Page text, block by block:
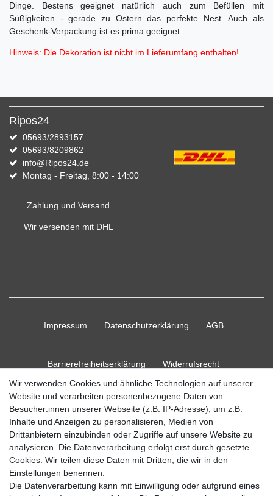
Dinge. Bestens geeignet natürlich auch zum Befüllen mit
Süßigkeiten - gerade zu Ostern das perfekte Nest.Auch als
Geschenk-Verpackung ist es prima geeignet.
Hinweis: Die Dekoration ist nicht im Lieferumfang enthalten!
Ripos24
05693/2893157
05693/8209862
info@Ripos24.de
Montag - Freitag, 8:00 - 14:00
Zahlung und Versand
Wir versenden mit DHL
Impressum Daten­schutz­erklärung AGB
Barrierefreiheitserklärung Widerrufs­recht
Vertrag widerrufen Kontakt
© Copyright 2026 Ripos24| Alle Rechte vorbehalten.
Wir verwenden Cookies und ähnliche Technologien auf unserer
Website und verarbeiten personenbezogene Daten von
Besucher:innen unserer Webseite (z.B. IP-Adresse), um z.B.
Inhalte und Anzeigen zu personalisieren, Medien von
Drittanbietern einzubinden oder Zugriffe auf unsere Website zu
analysieren. Die Datenverarbeitung erfolgt erst durch gesetzte
Cookies. Wir teilen diese Daten mit Dritten, die wir in den
Einstellungen benennen.
Die Datenverarbeitung kann mit Einwilligung oder aufgrund eines